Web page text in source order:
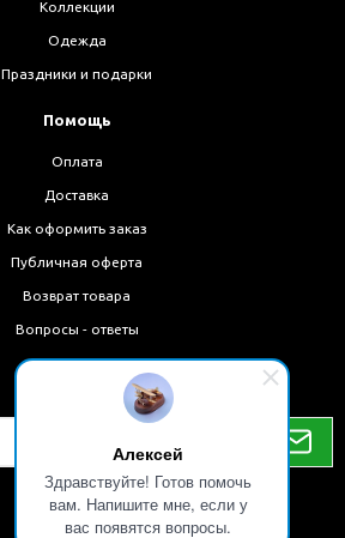
Алексей
Здравствуйте! Готов помочь
вам. Напишите мне, если у
вас появятся вопросы.
Коллекции
Одежда
Праздники и подарки
Помощь
Оплата
Доставка
Как оформить заказ
Публичная оферта
Возврат товара
Вопросы - ответы